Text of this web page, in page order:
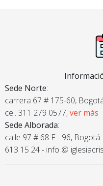
Sede Norte:
carrera 67 # 175-60,
cel. 311 279 0577,ver más
Sede Alborada:
calle 97 # 68 F - 96, Bogotá
613 15 24 - info @